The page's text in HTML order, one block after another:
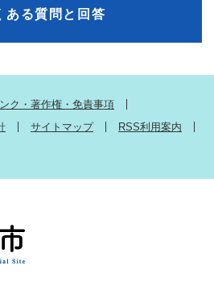
ある質問と回答
ク・著作権・免責事項
サイトマップ
RSS利用案内